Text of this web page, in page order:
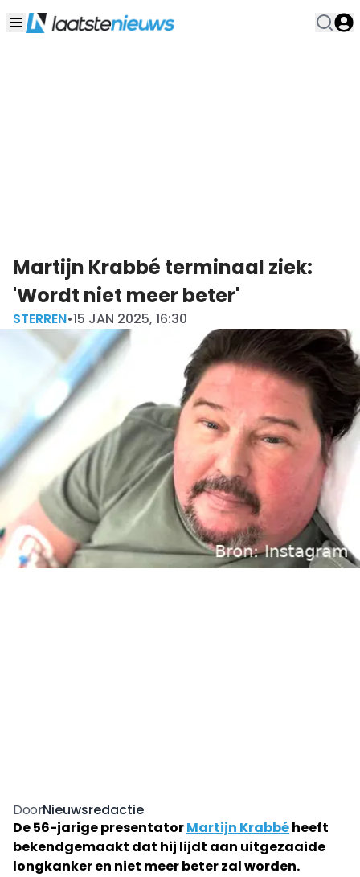
Martijn Krabbé terminaal ziek:
'Wordt niet meer beter'
STERREN•15 JAN 2025, 16:30
DoorNieuwsredactie
De 56-jarige presentatorMartijn Krabbéheeft
bekendgemaakt dat hij lijdt aan uitgezaaide
longkanker en niet meer beter zal worden.